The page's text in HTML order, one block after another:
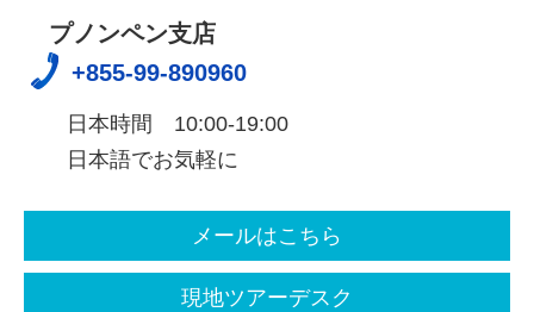
プノンペン支店
+855-99-890960
日本時間 10:00-19:00
日本語でお気軽に
メールはこちら
現地ツアーデスク